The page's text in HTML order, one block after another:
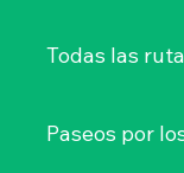
Todas las
Paseos por